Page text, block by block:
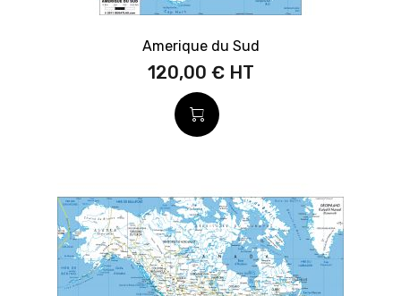
Amerique du Sud
120,00 €